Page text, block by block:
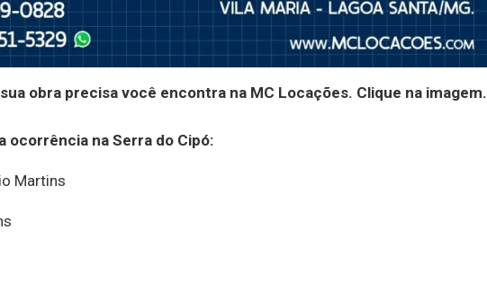
obra precisa você encontra na MC Locações. Clique na imagem.
ocorrência na Serra do Cipó:
Martins